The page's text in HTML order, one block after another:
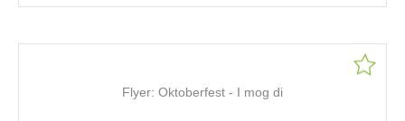
Flyer: Oktoberfest - I mog di